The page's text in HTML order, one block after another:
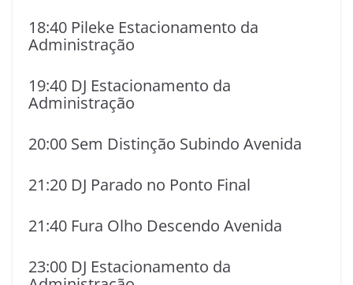
18:40 Pileke Estacionamento da
Administração
19:40 DJ Estacionamento da
Administração
20:00 Sem Distinção Subindo Avenida
21:20 DJ Parado no Ponto Final
21:40 Fura Olho Descendo Avenida
23:00 DJ Estacionamento da